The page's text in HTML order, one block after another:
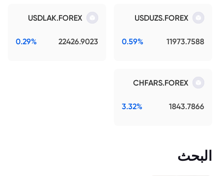
USDUZS.FOREX
11973.7588
0.59%
USDLAK.FOREX
22426.9023
0.29%
CHFARS.FOREX
1843.7866
3.32%
البحث